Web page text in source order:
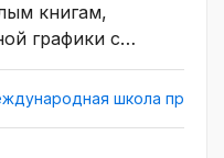
книгам,
графики с
авторским
о
школа